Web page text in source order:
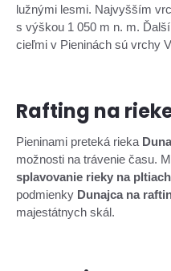
lužnými lesmi. Najvyšším
s výškou 1 050 m n. m.
cieľmi v Pieninách sú vrchy
Rafting na
Pieninami preteká rieka
možnosti na trávenie času.
splavovanie rieky na pltiach
podmienky Dunajca na
majestátnych skál.